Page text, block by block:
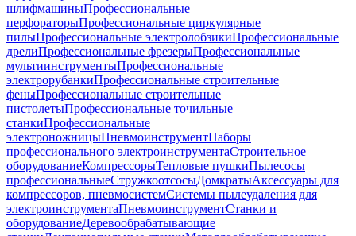
шлифмашиныПрофессиональные
перфораторыПрофессиональные циркулярные
пилыПрофессиональные электролобзикиПрофессиональные
дрелиПрофессиональные фрезерыПрофессиональные
мультиинструментыПрофессиональные
электрорубанкиПрофессиональные строительные
феныПрофессиональные строительные
пистолетыПрофессиональные точильные
станкиПрофессиональные
электроножницыПневмоинструментНаборы
профессионального электроинструментаСтроительное
оборудованиеКомпрессорыТепловые пушкиПылесосы
профессиональныеСтружкоотсосыДомкратыАксессуары для
компрессоров, пневмосистемСистемы пылеудаления для
электроинструментаПневмоинструментСтанки и
оборудованиеДеревообрабатывающие